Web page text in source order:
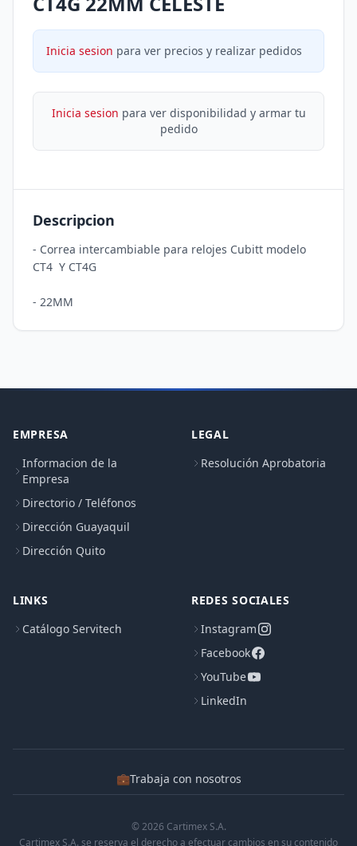
Inicia sesion para ver precios y realizar pedidos
Inicia sesion para ver disponibilidad y armar tu
pedido
Descripcion
- Correa intercambiable para relojes Cubitt modelo
CT4  Y CT4G
EMPRESA
Informacion de la
Empresa
Directorio / Teléfonos
Dirección Guayaquil
Dirección Quito
LEGAL
Resolución Aprobatoria
LINKS
Catálogo Servitech
REDES SOCIALES
Instagram
Facebook
YouTube
LinkedIn
💼Trabaja con nosotros
© 2026 Cartimex S.A.
Cartimex S.A. se reserva el derecho a efectuar cambios en su contenido